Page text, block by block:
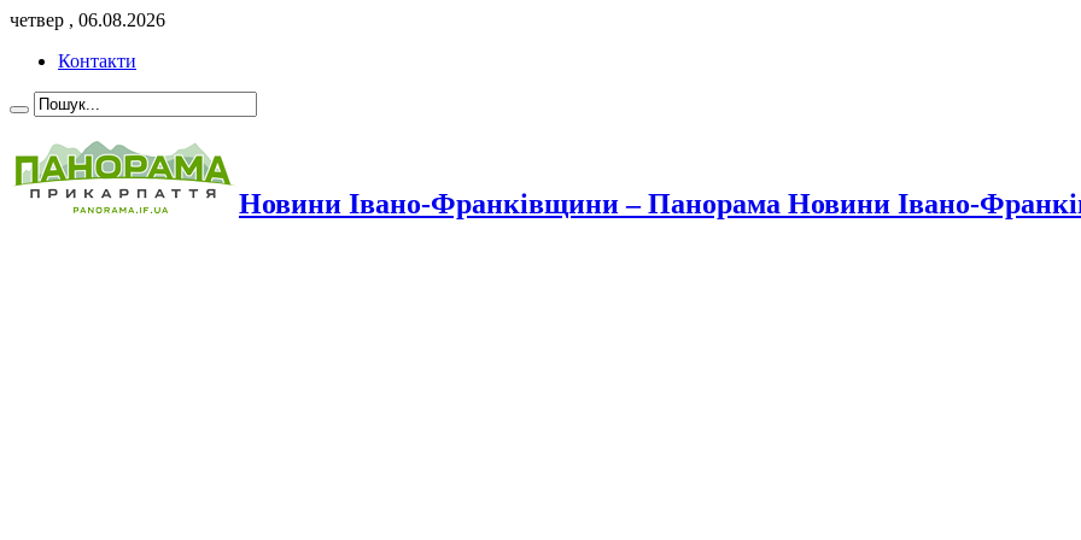
четвер , 06.08.2026
Контакти
Новини Івано-Франківщини – Панорама Новини Івано-